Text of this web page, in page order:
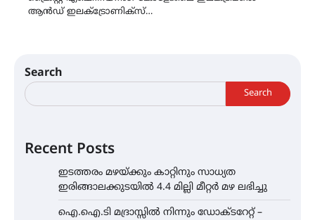
ആൻഡ് ഇലക്ട്രോണിക്സ്…
Search
Search
Recent Posts
ഇടത്തരം മഴയ്ക്കും കാറ്റിനും സാധ്യത
ഇരിങ്ങാലക്കുടയിൽ 4.4 മില്ലി മീറ്റർ മഴ ലഭിച്ചു
ഐ.ഐ.ടി മദ്രാസ്സിൽ നിന്നും ഡോക്ടറേറ്റ് –